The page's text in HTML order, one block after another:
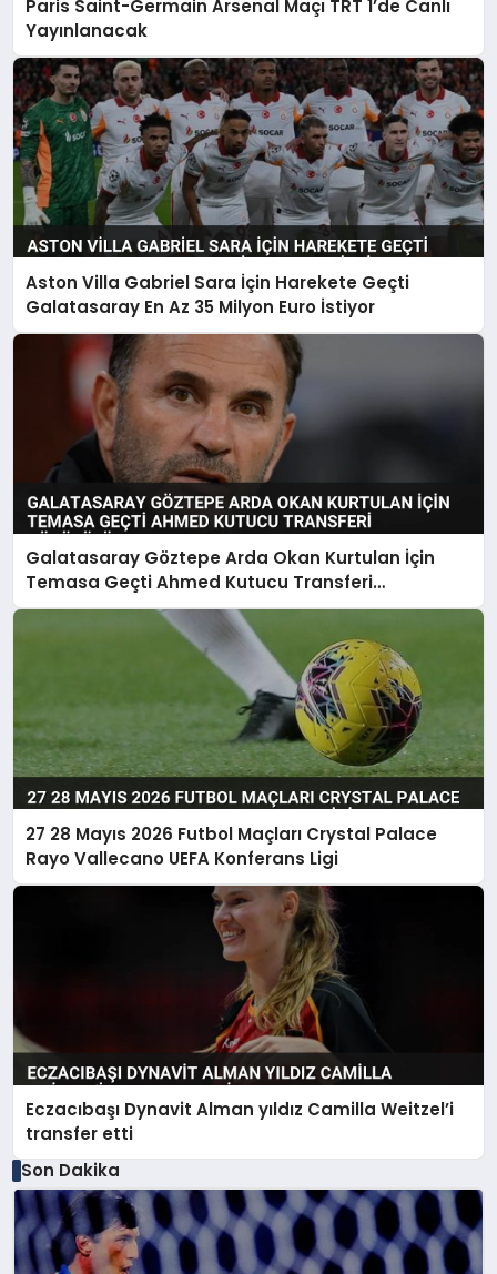
Paris Saint-Germain Arsenal Maçı TRT 1’de Canlı
Yayınlanacak
Aston Villa Gabriel Sara İçin Harekete Geçti
Galatasaray En Az 35 Milyon Euro İstiyor
Galatasaray Göztepe Arda Okan Kurtulan İçin
Temasa Geçti Ahmed Kutucu Transferi
Görüşülüyor
27 28 Mayıs 2026 Futbol Maçları Crystal Palace
Rayo Vallecano UEFA Konferans Ligi
Eczacıbaşı Dynavit Alman yıldız Camilla Weitzel’i
transfer etti
Son Dakika